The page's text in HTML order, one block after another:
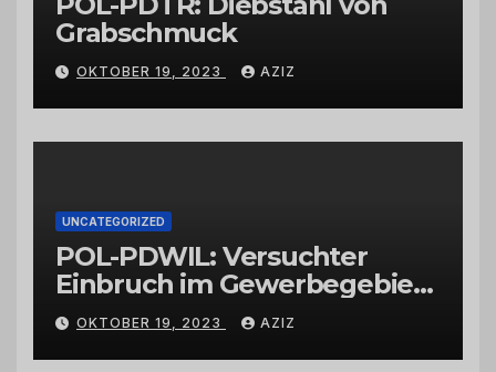
Grabschmuck
OKTOBER 19, 2023 AZIZ
UNCATEGORIZED
POL-PDWIL: Versuchter
Einbruch im Gewerbegebiet
Wittlich
OKTOBER 19, 2023 AZIZ